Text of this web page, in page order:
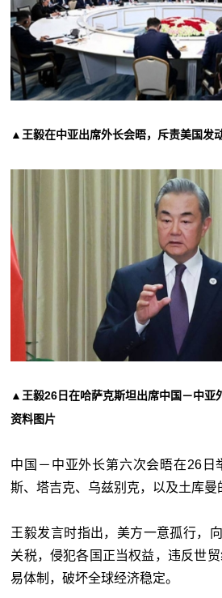
▲王毅在中亚出席外长会晤，斥责美国发
▲王毅26日在哈萨克斯坦出席中国－中亚
资料图片
中国－中亚外长第六次会晤在26日
斯、塔吉克、乌兹别克，以及土库曼
王毅发言时指出，美方一意孤行，
关税，侵犯各国正当权益，违反世
易体制，破坏全球经济稳定。